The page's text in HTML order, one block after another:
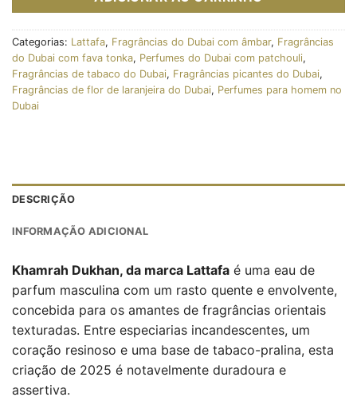
Categorias: Lattafa, Fragrâncias do Dubai com âmbar, Fragrâncias
do Dubai com fava tonka, Perfumes do Dubai com patchouli,
Fragrâncias de tabaco do Dubai, Fragrâncias picantes do Dubai,
Fragrâncias de flor de laranjeira do Dubai, Perfumes para homem no
Dubai
DESCRIÇÃO
INFORMAÇÃO ADICIONAL
Khamrah Dukhan, da marca Lattafa é uma eau de
parfum masculina com um rasto quente e envolvente,
concebida para os amantes de fragrâncias orientais
texturadas. Entre especiarias incandescentes, um
coração resinoso e uma base de tabaco-pralina, esta
criação de 2025 é notavelmente duradoura e
assertiva.